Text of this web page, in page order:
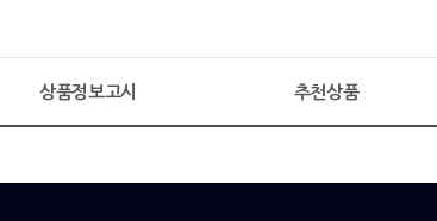
상품정보고시 추천상품